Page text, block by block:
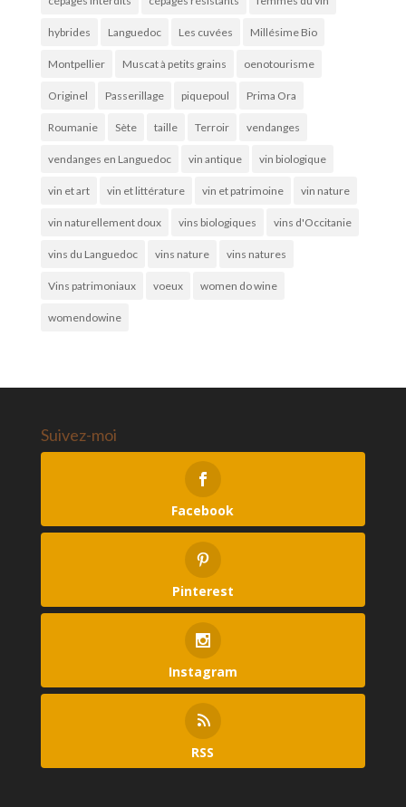
hybrides Languedoc Les cuvées Millésime Bio
Montpellier Muscat à petits grains oenotourisme
Originel Passerillage piquepoul Prima Ora
Roumanie Sète taille Terroir vendanges
vendanges en Languedoc vin antique vin biologique
vin et art vin et littérature vin et patrimoine vin nature
vin naturellement doux vins biologiques vins d'Occitanie
vins du Languedoc vins nature vins natures
Vins patrimoniaux voeux women do wine
womendowine
Suivez-moi
Facebook
Pinterest
Instagram
RSS